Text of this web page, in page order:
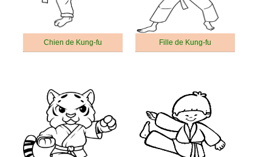
Chien de Kung-fu Fille de Kung-fu